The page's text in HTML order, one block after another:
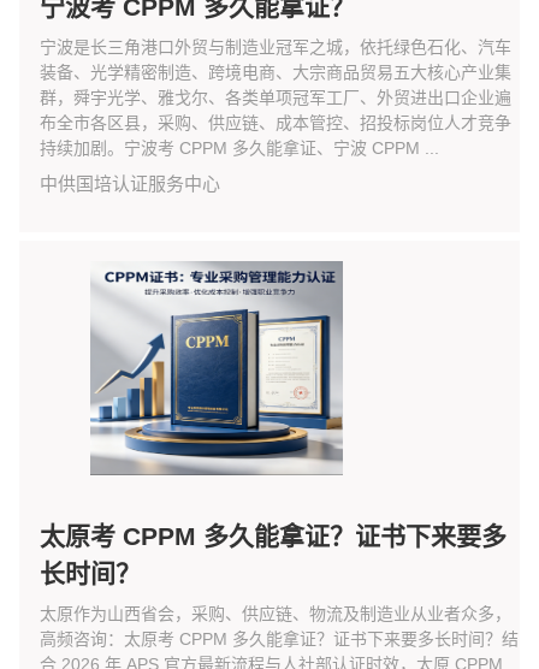
宁波考 CPPM 多久能拿证？
宁波是长三角港口外贸与制造业冠军之城，依托绿色石化、汽车
装备、光学精密制造、跨境电商、大宗商品贸易五大核心产业集
群，舜宇光学、雅戈尔、各类单项冠军工厂、外贸进出口企业遍
布全市各区县，采购、供应链、成本管控、招投标岗位人才竞争
持续加剧。宁波考 CPPM 多久能拿证、宁波 CPPM ...
中供国培认证服务中心
太原考 CPPM 多久能拿证？证书下来要多
长时间？
太原作为山西省会，采购、供应链、物流及制造业从业者众多，
高频咨询：太原考 CPPM 多久能拿证？证书下来要多长时间？结
合 2026 年 APS 官方最新流程与人社部认证时效，太原 CPPM